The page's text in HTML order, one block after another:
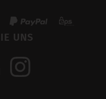
UNS